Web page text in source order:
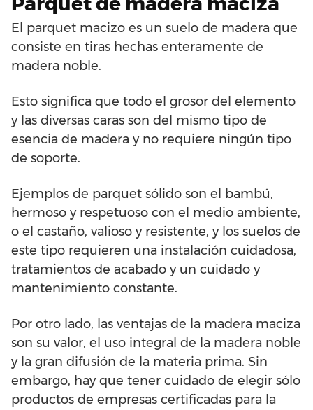
El parquet macizo es un suelo de madera que
consiste en tiras hechas enteramente de
madera noble.
Esto significa que todo el grosor del elemento
y las diversas caras son del mismo tipo de
esencia de madera y no requiere ningún tipo
de soporte.
Ejemplos de parquet sólido son el bambú,
hermoso y respetuoso con el medio ambiente,
o el castaño, valioso y resistente, y los suelos de
este tipo requieren una instalación cuidadosa,
tratamientos de acabado y un cuidado y
mantenimiento constante.
Por otro lado, las ventajas de la madera maciza
son su valor, el uso integral de la madera noble
y la gran difusión de la materia prima. Sin
embargo, hay que tener cuidado de elegir sólo
productos de empresas certificadas para la